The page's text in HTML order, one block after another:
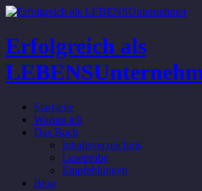
Erfolgreich als
Startseite
Warum ich
Das Buch
Inhaltsverzeichnis
Leseprobe
Empfehlungen
Blog